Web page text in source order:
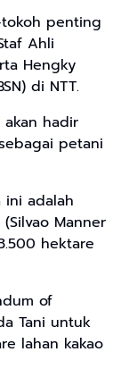
penting
Ahli
Hengky
di NTT.
akan hadir
petani
ini adalah
Manner
hektare
of
Tani untuk
lahan kakao